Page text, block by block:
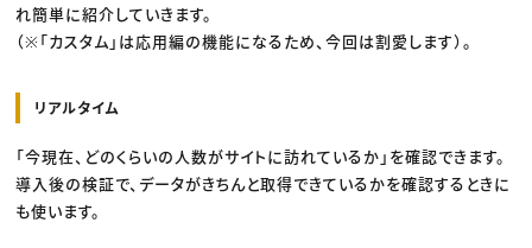
れ簡単に紹介していきます。
（※「カスタム」は応用編の機能になるため、今回は割愛します）。
リアルタイム
「今現在、どのくらいの人数がサイトに訪れているか」を確認できます。
導入後の検証で、データがきちんと取得できているかを確認するときに
も使います。